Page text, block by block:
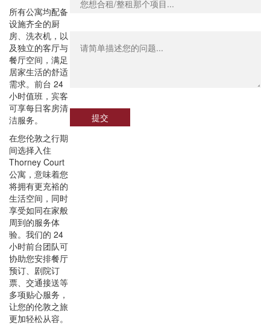
所有公寓均配备
设施齐全的厨
房、洗衣机，以
及独立的客厅与
餐厅空间，满足
居家生活的舒适
需求。前台 24
小时值班，宾客
可享每日客房清
洁服务。
在您伦敦之行期
间选择入住
Thorney Court
公寓，意味着您
将拥有更充裕的
生活空间，同时
享受如同在家般
周到的服务体
验。我们的 24
小时前台团队可
协助您安排餐厅
预订、剧院订
票、交通接送等
多项贴心服务，
让您的伦敦之旅
更加轻松从容。
提交